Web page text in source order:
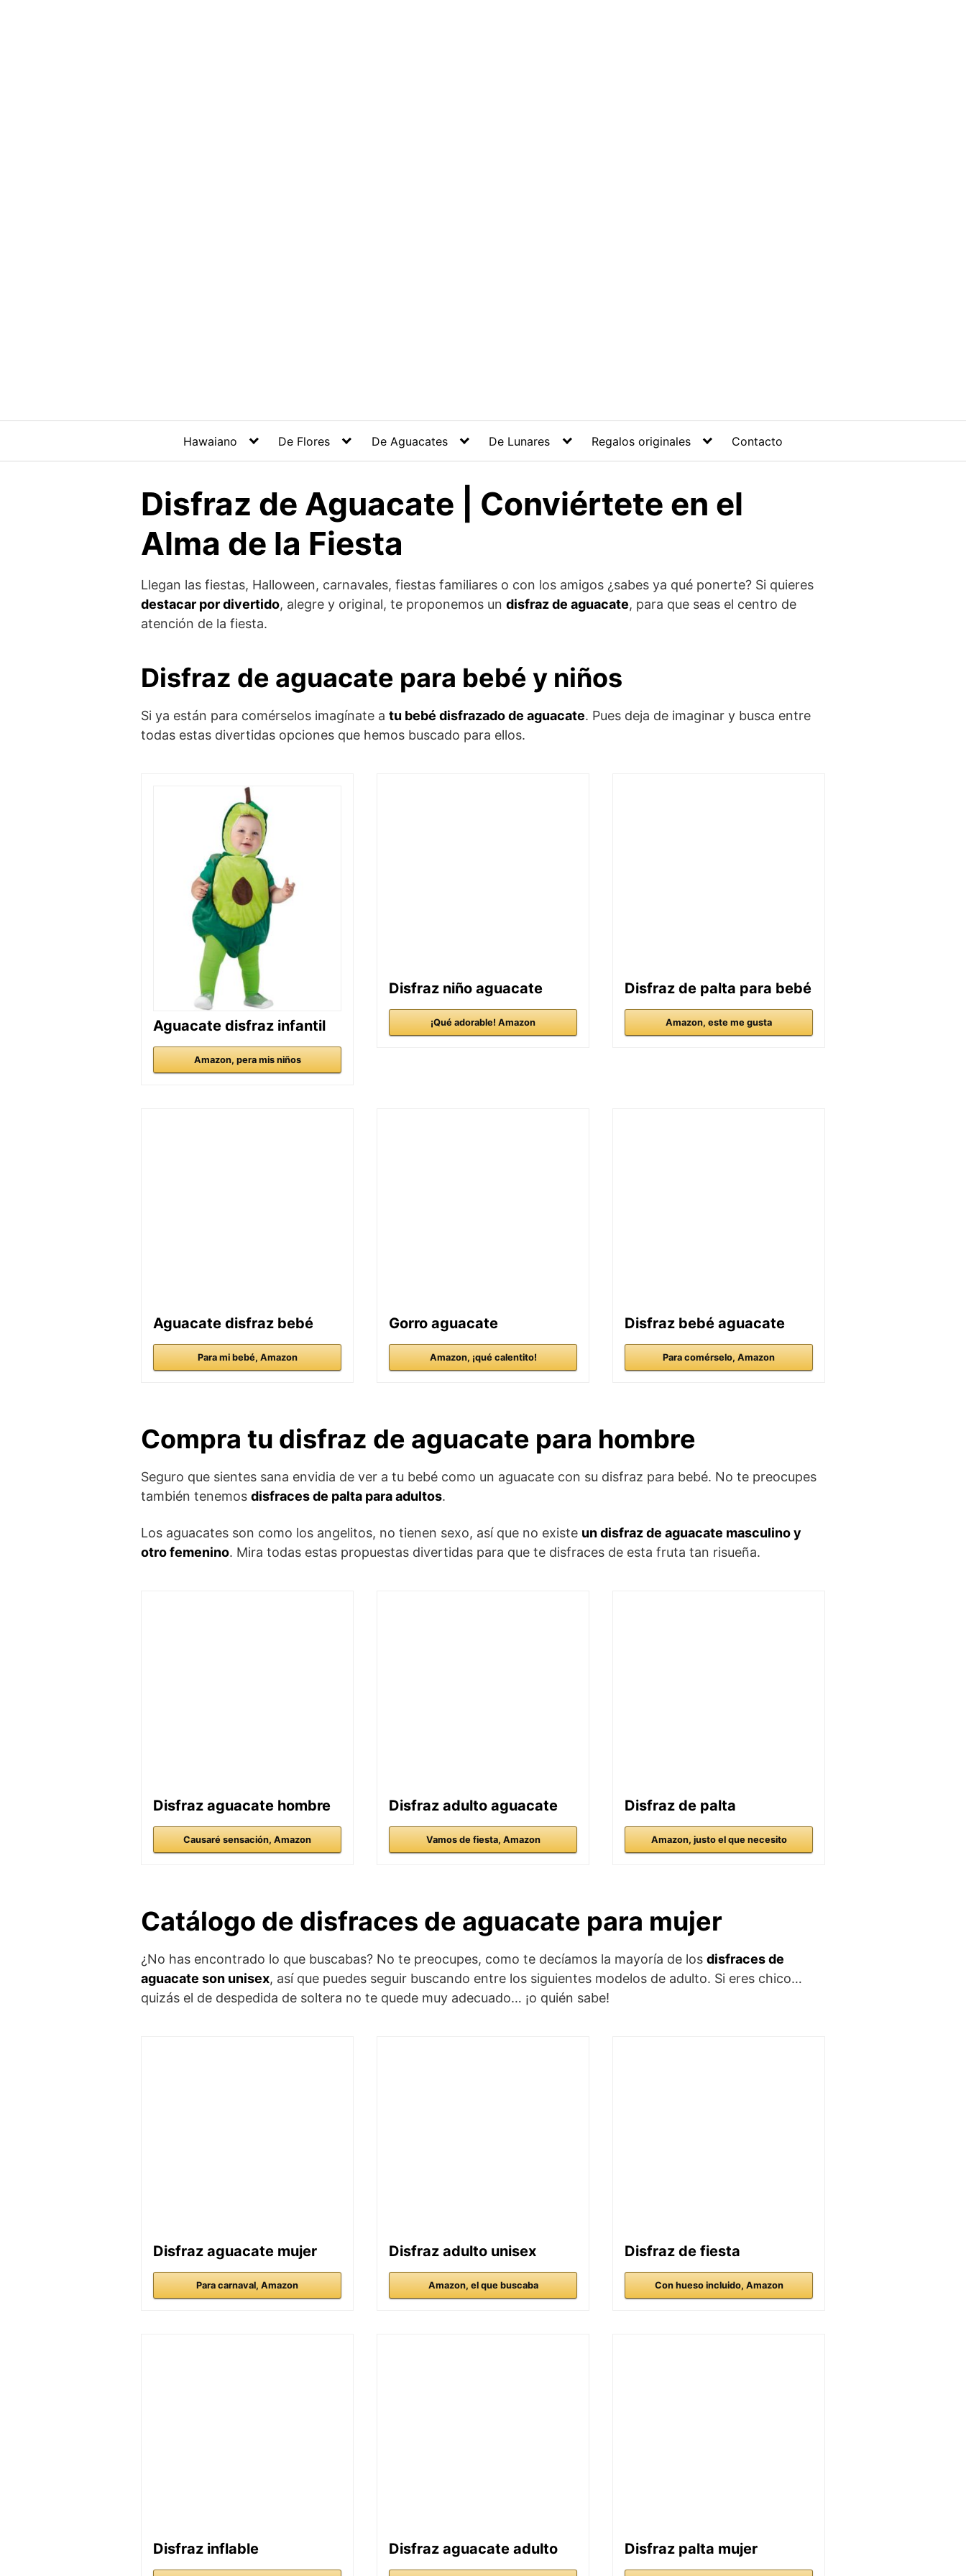
Hawaiano De Flores De Aguacates De Lunares Regalos originales Contacto
Disfraz de Aguacate | Conviértete en el
Alma de la Fiesta
Llegan las fiestas, Halloween, carnavales, fiestas familiares o con los amigos ¿sabes ya qué ponerte? Si quieres
destacar por divertido, alegre y original, te proponemos un disfraz de aguacate, para que seas el centro de
atención de la fiesta.
Disfraz de aguacate para bebé y niños
Si ya están para comérselos imagínate a tu bebé disfrazado de aguacate. Pues deja de imaginar y busca entre
todas estas divertidas opciones que hemos buscado para ellos.
Aguacate disfraz infantil
Amazon, pera mis niños
Disfraz niño aguacate
¡Qué adorable! Amazon
Disfraz de palta para bebé
Amazon, este me gusta
Aguacate disfraz bebé
Para mi bebé, Amazon
Gorro aguacate
Amazon, ¡qué calentito!
Disfraz bebé aguacate
Para comérselo, Amazon
Compra tu disfraz de aguacate para hombre
Seguro que sientes sana envidia de ver a tu bebé como un aguacate con su disfraz para bebé. No te preocupes
también tenemos disfraces de palta para adultos.
Los aguacates son como los angelitos, no tienen sexo, así que no existe un disfraz de aguacate masculino y
otro femenino. Mira todas estas propuestas divertidas para que te disfraces de esta fruta tan risueña.
Disfraz aguacate hombre
Causaré sensación, Amazon
Disfraz adulto aguacate
Vamos de fiesta, Amazon
Disfraz de palta
Amazon, justo el que necesito
Catálogo de disfraces de aguacate para mujer
¿No has encontrado lo que buscabas? No te preocupes, como te decíamos la mayoría de los disfraces de
aguacate son unisex, así que puedes seguir buscando entre los siguientes modelos de adulto. Si eres chico…
quizás el de despedida de soltera no te quede muy adecuado… ¡o quién sabe!
Disfraz aguacate mujer
Para carnaval, Amazon
Disfraz adulto unisex
Amazon, el que buscaba
Disfraz de fiesta
Con hueso incluido, Amazon
Disfraz inflable Disfraz aguacate adulto Disfraz palta mujer